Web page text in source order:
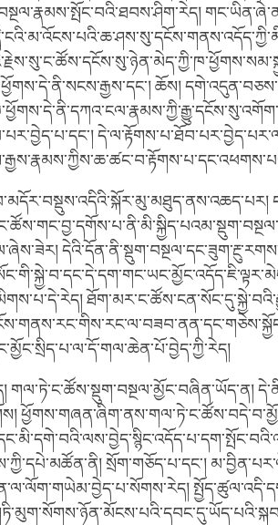
ཆོས།
གལ་ཏེ་ང་ཚོས་སྡུག་བསྔལ་མྱོང་བཞིན་ཡོད་ན།
སྲོག་གཅོད་པ་དང་།